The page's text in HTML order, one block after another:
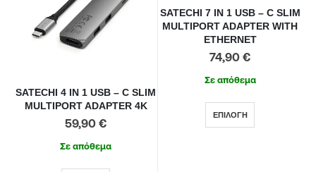
SATECHI 4 IN 1 USB – C SLIM
MULTIPORT ADAPTER 4K
59,90 €
Σε απόθεμα
SATECHI 7 IN 1 USB – C SLIM
MULTIPORT ADAPTER WITH
ETHERNET
74,90 €
Σε απόθεμα
ΕΠΙΛΟΓΉ